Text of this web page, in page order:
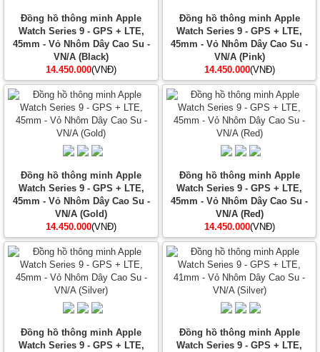
Đồng hồ thông minh Apple
Watch Series 9 - GPS + LTE,
45mm - Vỏ Nhôm Dây Cao Su -
VN/A (Black)
14.450.000(VNĐ)
Đồng hồ thông minh Apple
Watch Series 9 - GPS + LTE,
45mm - Vỏ Nhôm Dây Cao Su -
VN/A (Pink)
14.450.000(VNĐ)
Đồng hồ thông minh Apple
Watch Series 9 - GPS + LTE,
45mm - Vỏ Nhôm Dây Cao Su -
VN/A (Gold)
14.450.000(VNĐ)
Đồng hồ thông minh Apple
Watch Series 9 - GPS + LTE,
45mm - Vỏ Nhôm Dây Cao Su -
VN/A (Red)
14.450.000(VNĐ)
Đồng hồ thông minh Apple
Watch Series 9 - GPS + LTE,
Đồng hồ thông minh Apple
Watch Series 9 - GPS + LTE,